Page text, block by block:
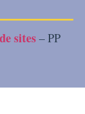
sites – PP